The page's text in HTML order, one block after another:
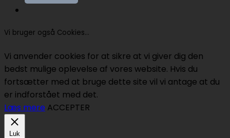
Vi bruger også Cookies...
Vi anvender cookies for at sikre at vi giver dig den
bedst mulige oplevelse af vores website. Hvis du
fortsætter med at bruge dette site vil vi antage at du
er indforstået med det.
Læs mere ACCEPTER
Luk